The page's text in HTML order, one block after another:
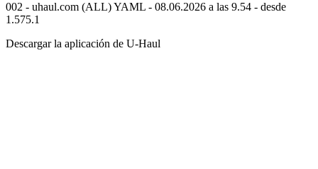
002 - uhaul.com (ALL) YAML - 08.06.2026 a las 9.54 - desde
1.575.1
Descargar la aplicación de U-Haul